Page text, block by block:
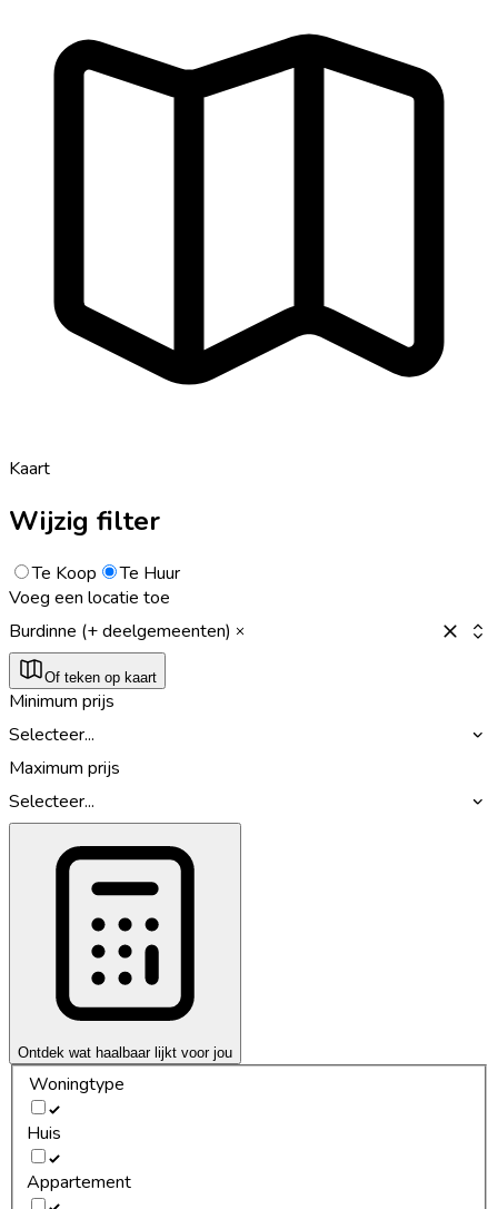
Kaart
Wijzig filter
Te Koop
Te Huur
Voeg een locatie toe
Burdinne (+ deelgemeenten)
Of teken op kaart
Minimum prijs
Selecteer...
Maximum prijs
Selecteer...
Ontdek wat haalbaar lijkt voor jou
Woningtype
Huis
Appartement